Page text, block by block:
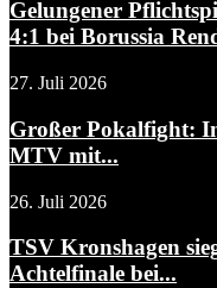
Gelungener
4:1 bei Borussia
27. Juli 2026
Großer Pokalfight:
MTV mit...
26. Juli 2026
TSV Kronshagen
Achtelfinale bei...